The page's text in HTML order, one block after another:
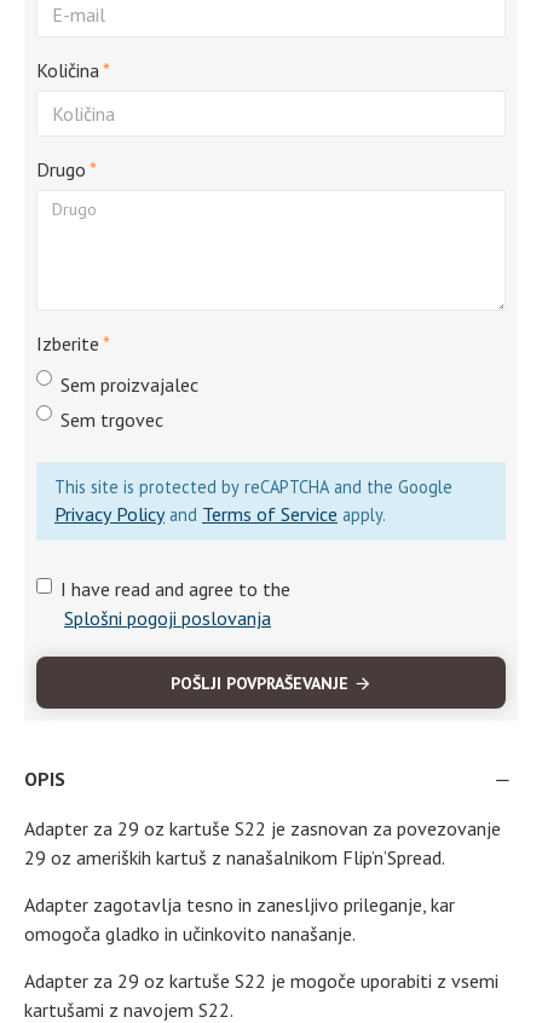
Količina
Drugo
Izberite
Sem proizvajalec
Sem trgovec
This site is protected by reCAPTCHA and the Google
Privacy Policyand Terms of Service apply.
I have read and agree to the
Splošni pogoji poslovanja
POŠLJI POVPRAŠEVANJE
OPIS
Adapter za 29 oz kartuše S22 je zasnovan za povezovanje
29 oz ameriških kartuš z nanašalnikom Flip’n’Spread.
Adapter zagotavlja tesno in zanesljivo prileganje, kar
omogoča gladko in učinkovito nanašanje.
Adapter za 29 oz kartuše S22 je mogoče uporabiti z vsemi
kartušami z navojem S22.